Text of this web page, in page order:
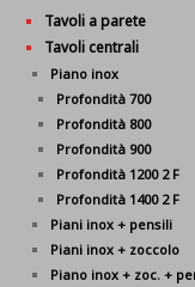
Tavoli a parete
Tavoli centrali
Piano inox
Profondità 700
Profondità 800
Profondità 900
Profondità 1200 2 F
Profondità 1400 2 F
Piani inox + pensili
Piani inox + zoccolo
Piano inox + zoc. +